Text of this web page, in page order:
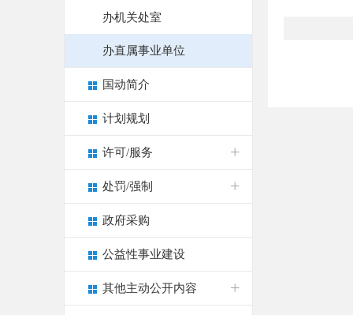
办机关处室
办直属事业单位
国动简介
计划规划
许可/服务
处罚/强制
政府采购
公益性事业建设
其他主动公开内容